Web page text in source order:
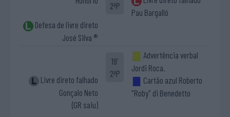
Defesa de livre direto
José Silva ®
2ªP
Pau Bargalló
Livre direto falhado
Gonçalo Neto
(GR saiu)
19'
2ªP
Advertência verbal
Jordi Roca.
Cartão azul Roberto
"Roby" di Benedetto